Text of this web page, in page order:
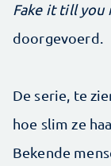
Fake it till you
doorgevoerd.
De serie, te
hoe slim ze
Bekende